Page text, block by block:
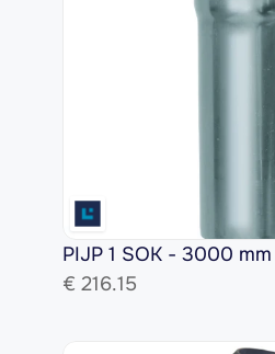
PIJP 1 SOK - 3000
€ 216.15